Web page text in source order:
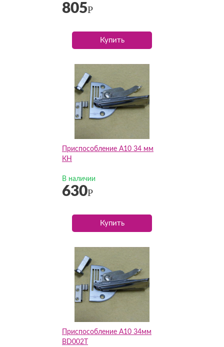
805Р
Купить
Приспособление А10 34 мм
КН
В наличии
630Р
Купить
Приспособление А10 34мм
BD002T